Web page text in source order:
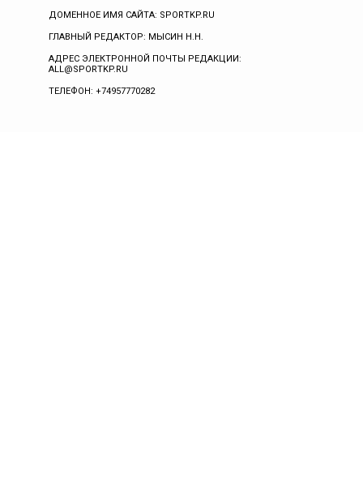
ДОМЕННОЕ ИМЯ САЙТА: SPORTKP.RU
ГЛАВНЫЙ РЕДАКТОР: МЫСИН Н.Н.
АДРЕС ЭЛЕКТРОННОЙ ПОЧТЫ РЕДАКЦИИ:
ALL@SPORTKP.RU
ТЕЛЕФОН: +74957770282